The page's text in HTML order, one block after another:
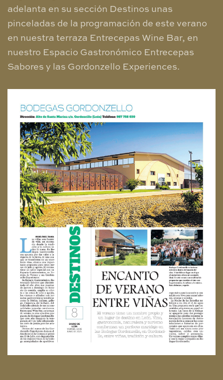
adelanta en su sección Destinos unas
pinceladas de la programación de este verano
en nuestra terraza Entrecepas Wine Bar, en
nuestro Espacio Gastronómico Entrecepas
Sabores y las Gordonzello Experiences.